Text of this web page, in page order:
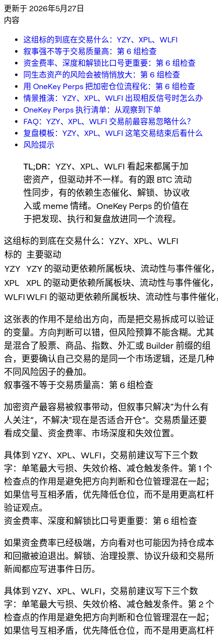
更新于 2026年5月27日
内容
这组标的到底在交易什么：YZY、XPL、WLFI
叙事强不等于交易质量高：第 6 组检查
资金费率、深度和解锁比口号更重要：第 6 组检查
同生态资产的风险会被悄悄放大：第 6 组检查
用 OneKey Perps 把加密仓位流程化：第 6 组检查
情景推演：YZY、XPL、WLFI 出现相反信号时怎么办
OneKey Perps 执行清单：从观察到下单
FAQ：YZY、XPL、WLFI 交易前最容易忽略什么？
复盘模板：YZY、XPL、WLFI 这笔交易结束后看什么
风险提示
TL;DR：YZY、XPL、WLFI 看起来都属于加
密资产，但驱动并不一样。有的跟 BTC 流动
性同步，有的依赖生态催化、解锁、协议收
入或 meme 情绪。OneKey Perps 的价值在
于把发现、执行和复盘放进同一个流程。
这组标的到底在交易什么：YZY、XPL、WLFI
标的 主要驱动
YZY YZY 的驱动更依赖所属板块、流动性与事件催化
XPL
XPL 的驱动更依赖所属板块、流动性与事件催化
WLFIWLFI 的驱动更依赖所属板块、流动性与事件催
这张表的作用不是给出方向，而是把交易拆成可以验证
的变量。方向判断可以错，但风险预算不能含糊。尤其
是混合了股票、商品、指数、外汇或 Builder 前缀的组
合，更要确认自己交易的是同一个市场逻辑，还是几种
不同风险因子的叠加。
叙事强不等于交易质量高：第 6 组检查
加密资产最容易被叙事带动，但叙事只解决“为什么有
人关注”，不解决“现在是否适合开仓”。交易质量还要
看成交量、资金费率、市场深度和失效位置。
具体到 YZY、XPL、WLFI，交易前建议写下三个数
字：单笔最大亏损、失效价格、减仓触发条件。第 1 个
检查点的作用是避免把方向判断和仓位管理混在一起；
如果信号互相矛盾，优先降低仓位，而不是用更高杠杆
验证观点。
资金费率、深度和解锁比口号更重要：第 6 组检查
如果资金费率已经极端，方向看对也可能因为持仓成本
和回撤被迫退出。解锁、治理投票、协议升级和交易所
新闻都应写进事件日历。
具体到 YZY、XPL、WLFI，交易前建议写下三个数
字：单笔最大亏损、失效价格、减仓触发条件。第 2 个
检查点的作用是避免把方向判断和仓位管理混在一起；
如果信号互相矛盾，优先降低仓位，而不是用更高杠杆